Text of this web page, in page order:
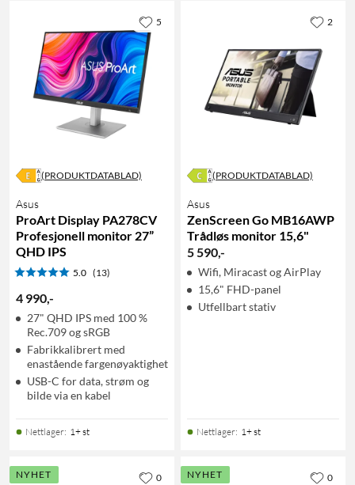
(PRODUKTDATABLAD)
Asus
ProArt Display PA278CV
Profesjonell monitor 27”
QHD IPS
5.0 (13)
4 990,-
27" QHD IPS med 100 %
Rec.709 og sRGB
Fabrikkalibrert med
enastående fargenøyaktighet
USB-C for data, strøm og
bilde via en kabel
Nettlager: 1+ st
5
(PRODUKTDATABLAD)
Asus
ZenScreen Go MB16AWP
Trådløs monitor 15,6"
5 590,-
Wifi, Miracast og AirPlay
15,6" FHD-panel
Utfellbart stativ
Nettlager: 1+ st
2
NYHET 0 NYHET 0